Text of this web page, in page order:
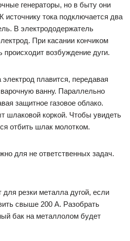
генераторы, но в быту они
источнику тока подключается два
В электрододержатель
При касании кончиком
происходит возбуждение дуги.
плавится, передавая
ванну. Параллельно
защитное газовое облако.
шлаковой коркой. Чтобы увидеть
отбить шлак молотком.
для не ответственных задач.
резки металла дугой, если
свыше 200 А. Разобрать
бак на металлолом будет